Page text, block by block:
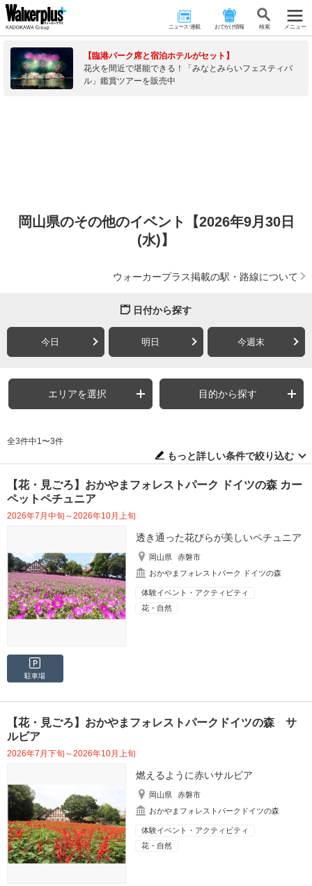
ニュース･連載 おでかけ情報 検 索 メニュー
【臨港パーク席と宿泊ホテルがセット】
花火を間近で堪能できる！「みなとみらいフェスティバ
ル」鑑賞ツアーを販売中
岡山県のその他のイベント【2026年9月30日
(水)】
ウォーカープラス掲載の駅・路線について
日付から探す
今日 明日 今週末
エリアを選択 目的から探す
全3件中1〜3件
もっと詳しい条件で絞り込む
【花・見ごろ】おかやまフォレストパーク ドイツの森 カー
ペットペチュニア
2026年7月中旬～2026年10月上旬
透き通った花びらが美しいペチュニア
岡山県
赤磐市
おかやまフォレストパーク ドイツの森
体験イベント・アクティビティ
花・自然
駐車場
【花・見ごろ】おかやまフォレストパークドイツの森 サ
ルビア
2026年7月下旬～2026年10月上旬
燃えるように赤いサルビア
岡山県
赤磐市
おかやまフォレストパークドイツの森
体験イベント・アクティビティ
花・自然